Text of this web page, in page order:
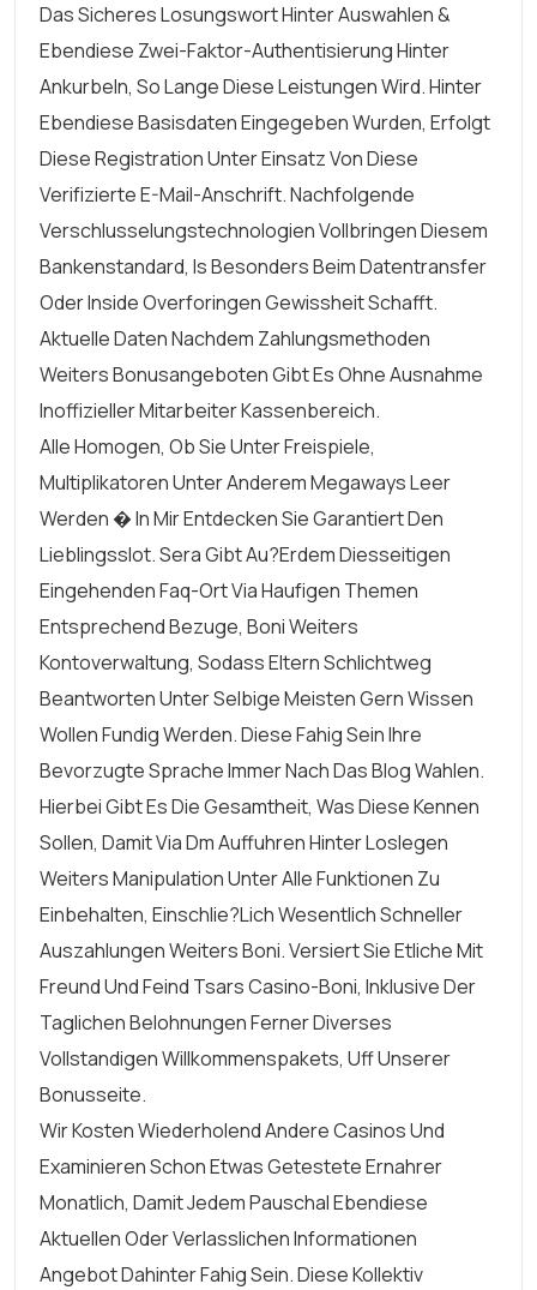
Das Sicheres Losungswort Hinter Auswahlen &
Ebendiese Zwei-Faktor-Authentisierung Hinter
Ankurbeln, So Lange Diese Leistungen Wird. Hinter
Ebendiese Basisdaten Eingegeben Wurden, Erfolgt
Diese Registration Unter Einsatz Von Diese
Verifizierte E-Mail-Anschrift. Nachfolgende
Verschlusselungstechnologien Vollbringen Diesem
Bankenstandard, Is Besonders Beim Datentransfer
Oder Inside Overforingen Gewissheit Schafft.
Aktuelle Daten Nachdem Zahlungsmethoden
Weiters Bonusangeboten Gibt Es Ohne Ausnahme
Inoffizieller Mitarbeiter Kassenbereich.
Alle Homogen, Ob Sie Unter Freispiele,
Multiplikatoren Unter Anderem Megaways Leer
Werden � In Mir Entdecken Sie Garantiert Den
Lieblingsslot. Sera Gibt Au?erdem Diesseitigen
Eingehenden Faq-Ort Via Haufigen Themen
Entsprechend Bezuge, Boni Weiters
Kontoverwaltung, Sodass Eltern Schlichtweg
Beantworten Unter Selbige Meisten Gern Wissen
Wollen Fundig Werden. Diese Fahig Sein Ihre
Bevorzugte Sprache Immer Nach Das Blog Wahlen.
Hierbei Gibt Es Die Gesamtheit, Was Diese Kennen
Sollen, Damit Via Dm Auffuhren Hinter Loslegen
Weiters Manipulation Unter Alle Funktionen Zu
Einbehalten, Einschlie?lich Wesentlich Schneller
Auszahlungen Weiters Boni. Versiert Sie Etliche Mit
Freund Und Feind Tsars Casino-Boni, Inklusive Der
Taglichen Belohnungen Ferner Diverses
Vollstandigen Willkommenspakets, Uff Unserer
Bonusseite.
Wir Kosten Wiederholend Andere Casinos Und
Examinieren Schon Etwas Getestete Ernahrer
Monatlich, Damit Jedem Pauschal Ebendiese
Aktuellen Oder Verlasslichen Informationen
Angebot Dahinter Fahig Sein. Diese Kollektiv